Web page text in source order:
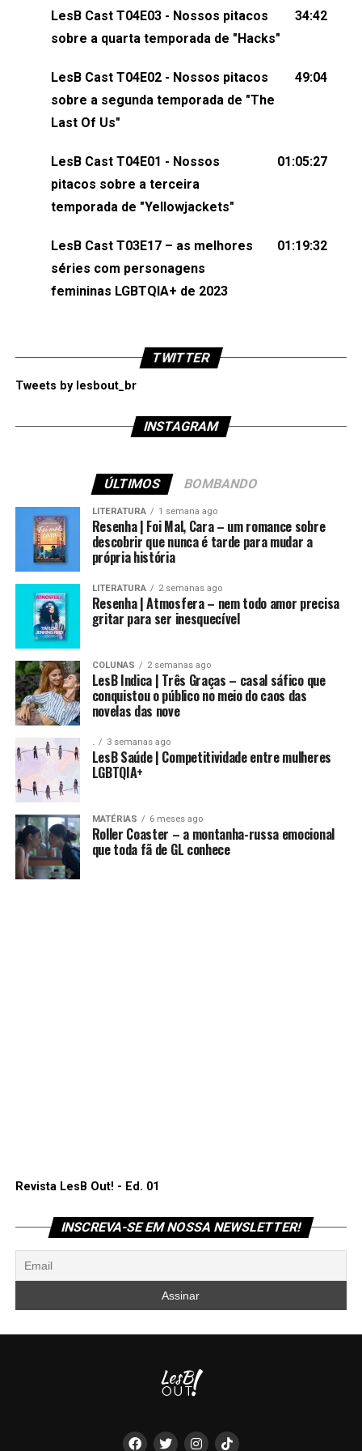
comentários, perguntas ou qualquer outra coisa,
nos envie uma mensagem pelas redes sociais ou
esqueça de visitar nosso site e também redes
sociais:Twitter: ⁠⁠⁠⁠@lesbout_br⁠⁠⁠⁠ Instagram: ⁠⁠⁠⁠@lesbout_br⁠⁠⁠⁠
(⁠⁠⁠⁠⁠⁠@KarolenPassos⁠⁠⁠⁠⁠⁠)Participação de Bruna Fentanes
(⁠⁠⁠⁠@brunarfentanes⁠⁠⁠⁠) e Pollyelly FlorêncioEdição de
Naiady Machado
LesB Cast T04E03 - Nossos pitacos
sobre a quarta temporada de "Hacks"
34:42
LesB Cast T04E02 - Nossos pitacos
sobre a segunda temporada de "The
Last Of Us"
49:04
LesB Cast T04E01 - Nossos
pitacos sobre a terceira
temporada de "Yellowjackets"
01:05:27
LesB Cast T03E17 – as melhores
séries com personagens
femininas LGBTQIA+ de 2023
01:19:32
TWITTER
Tweets by lesbout_br
INSTAGRAM
ÚLTIMOS BOMBANDO
LITERATURA 1 semana ago
Resenha | Foi Mal, Cara – um romance sobre
descobrir que nunca é tarde para mudar a
própria história
LITERATURA 2 semanas ago
Resenha | Atmosfera – nem todo amor precisa
gritar para ser inesquecível
COLUNAS 2 semanas ago
LesB Indica | Três Graças – casal sáfico que
conquistou o público no meio do caos das
novelas das nove
. 3 semanas ago
LesB Saúde | Competitividade entre mulheres
LGBTQIA+
MATÉRIAS 6 meses ago
Roller Coaster – a montanha-russa emocional
que toda fã de GL conhece
Revista LesB Out! - Ed. 01
INSCREVA-SE EM NOSSA NEWSLETTER!